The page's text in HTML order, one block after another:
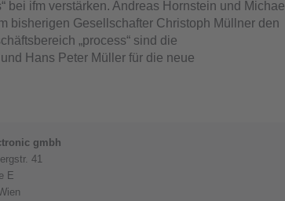
bei ifm verstärken. Andreas Hornstein und Michael
bisherigen Gesellschafter Christoph Müllner den
„process“ sind die
Hans Peter Müller für die neue
gmbh
41
E